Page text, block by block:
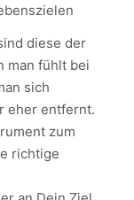
diese der
man fühlt bei
sich
eher entfernt.
zum
richtige